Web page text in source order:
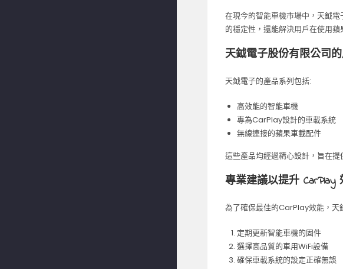
在現今的智能車機市場中，天鉞
的穩定性，還能解決用戶在使用蘋
天鉞電子股份有限公司
天鉞電子的產品系列包括:
高效能的智能車機
專為CarPlay設計的車載系統
無線連接的蘋果車載配件
這些產品均經過精心設計，旨在
專業建議以提升 CarPlay
為了確保最佳的CarPlay效能，天
定期更新智能車機的固件
選擇高品質的車用WiFi設備
確保車載系統的設定正確無誤